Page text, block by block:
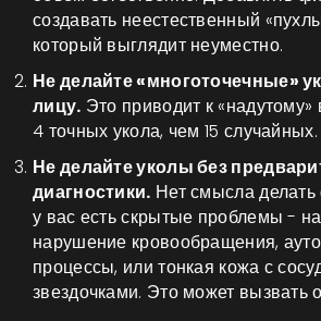
создавать неестественный
который выглядит неуместно.
Не делайте «многоточечные»
лицу. Это приводит к
4 точных укола, чем 15 случайных.
Не делайте уколы без
диагностики. Нет смысла
у вас есть скрытые проблемы -
нарушение кровообращения,
процессы, или тонкая кожа с
звездочками. Это может вызвать